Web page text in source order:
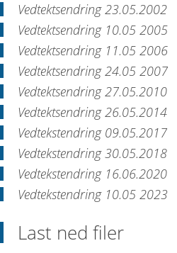
Vedtektsendring 23.05.2002
Vedtektsendring 10.05 2005
Vedtektsendring 11.05 2006
Vedtektsendring 24.05 2007
Vedtektsendring 27.05.2010
Vedtektsendring 26.05.2014
Vedtekstendring 09.05.2017
Vedtekstendring 30.05.2018
Vedtekstendring 16.06.2020
Vedtekstendring 10.05 2023
Last ned filer